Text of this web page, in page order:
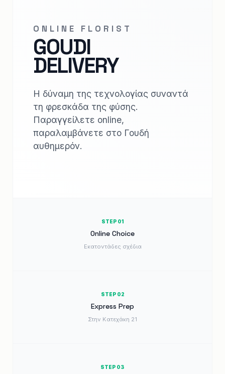
ONLINE FLORIST
GOUDI
DELIVERY
Η δύναμη της τεχνολογίας συναντά
τη φρεσκάδα της φύσης.
Παραγγείλετε online,
παραλαμβάνετε στο Γουδή
αυθημερόν.
STEP 01
Online Choice
Εκατοντάδες σχέδια
STEP 02
Express Prep
Στην Κατεχάκη 21
STEP 03